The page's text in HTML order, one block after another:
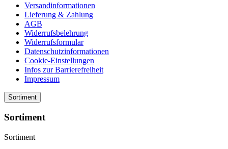
Versandinformationen
Lieferung & Zahlung
AGB
Widerrufsbelehrung
Widerrufsformular
Datenschutzinformationen
Cookie-Einstellungen
Infos zur Barrierefreiheit
Impressum
Sortiment
Sortiment
Sortiment